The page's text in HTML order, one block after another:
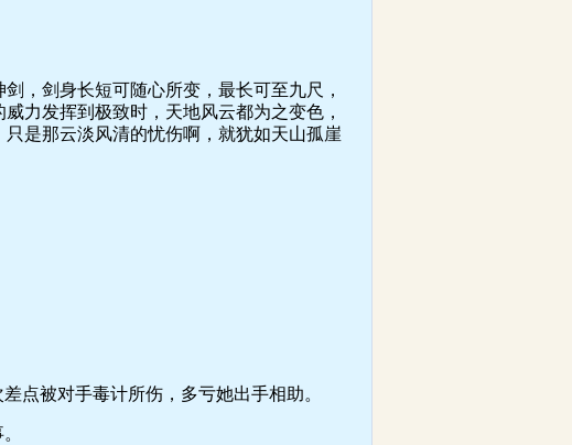
剑身长短可随心所变，最长可至九尺，
力发挥到极致时，天地风云都为之变色，
是那云淡风清的忧伤啊，就犹如天山孤崖
被对手毒计所伤，多亏她出手相助。